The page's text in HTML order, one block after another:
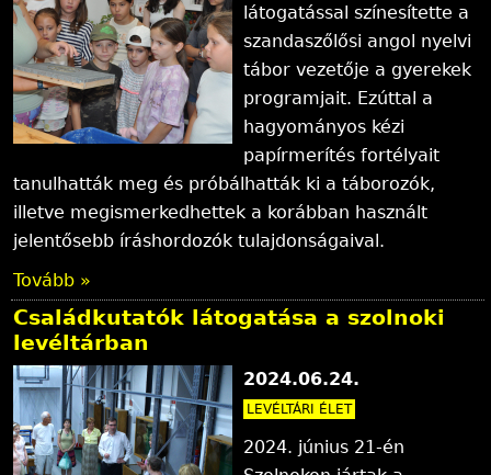
látogatással színesítette a
szandaszőlősi angol nyelvi
tábor vezetője a gyerekek
programjait. Ezúttal a
hagyományos kézi
papírmerítés fortélyait
tanulhatták meg és próbálhatták ki a táborozók,
illetve megismerkedhettek a korábban használt
jelentősebb íráshordozók tulajdonságaival.
Tovább »
Családkutatók látogatása a szolnoki
levéltárban
2024.06.24.
LEVÉLTÁRI ÉLET
2024. június 21-én